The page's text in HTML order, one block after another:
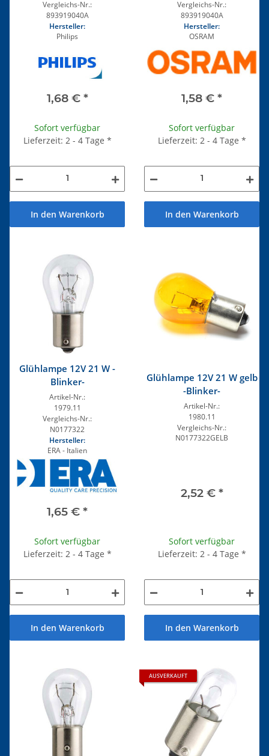
Vergleichs-Nr.:
893919040A
Hersteller:
Philips
1,68 € *
Sofort verfügbar
Lieferzeit: 2 - 4 Tage *
In den Warenkorb
Vergleichs-Nr.:
893919040A
Hersteller:
OSRAM
1,58 € *
Sofort verfügbar
Lieferzeit: 2 - 4 Tage *
In den Warenkorb
Glühlampe 12V 21 W -
Blinker-
Artikel-Nr.:
1979.11
Vergleichs-Nr.:
N0177322
Hersteller:
ERA - Italien
1,65 € *
Sofort verfügbar
Lieferzeit: 2 - 4 Tage *
In den Warenkorb
Glühlampe 12V 21 W gelb
-Blinker-
Artikel-Nr.:
1980.11
Vergleichs-Nr.:
N0177322GELB
2,52 € *
Sofort verfügbar
Lieferzeit: 2 - 4 Tage *
In den Warenkorb
AUSVERKAUFT